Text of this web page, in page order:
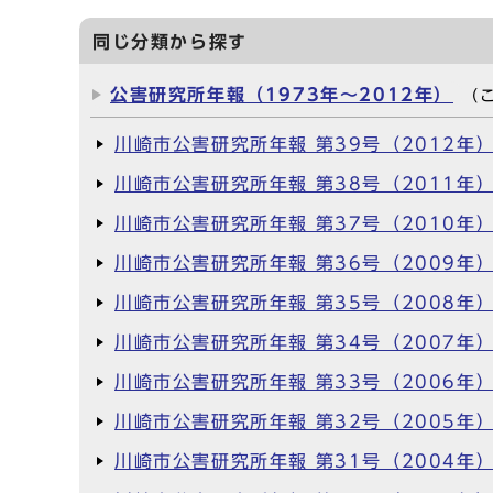
同じ分類から探す
公害研究所年報（1973年～2012年） （
川崎市公害研究所年報 第39号（2012年）
川崎市公害研究所年報 第38号（2011年）
川崎市公害研究所年報 第37号（2010年）
川崎市公害研究所年報 第36号（2009年）
川崎市公害研究所年報 第35号（2008年）
川崎市公害研究所年報 第34号（2007年）
川崎市公害研究所年報 第33号（2006年）
川崎市公害研究所年報 第32号（2005年）
川崎市公害研究所年報 第31号（2004年）